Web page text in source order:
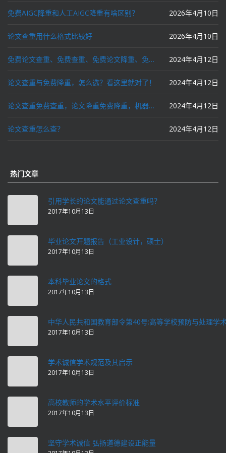
免费AIGC降重和人工AIGC降重有啥区别？ 2026年4月10日
论文查重用什么格式比较好 2026年4月10日
免费论文查重、免费查重、免费论文降重、免费降重、智能降重、一键降重、降低AIGC写作率、AI写论文，这些名词你了解吗？ 2024年4月12日
论文查重与免费降重，怎么选？看这里就对了！ 2024年4月12日
论文查重免费查重，论文降重免费降重，机器降重，人工降重，降低AIGC写作率，ai写论文，都要选论文狗和paperdog以及文思慧达！ 2024年4月12日
论文查重怎么查？ 2024年4月12日
热门文章
引用学长的论文能通过论文查重吗？
2017年10月13日
毕业论文开题报告（工业设计，硕士）
2017年10月13日
本科毕业论文的格式
2017年10月13日
中华人民共和国教育部令第40号:高等学校预防与处理学
2017年10月13日
学术诚信学术规范及其启示
2017年10月13日
高校教师的学术水平评价标准
2017年10月13日
坚守学术诚信 弘扬道德建设正能量